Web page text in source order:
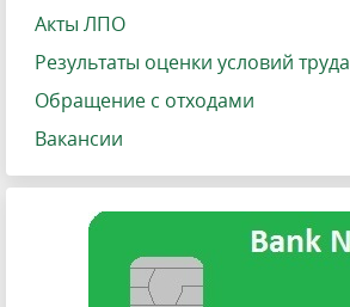
Акты ЛПО
Результаты оценки условий труда
Обращение с отходами
Вакансии